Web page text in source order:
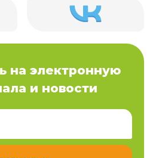
на электронную
и новости